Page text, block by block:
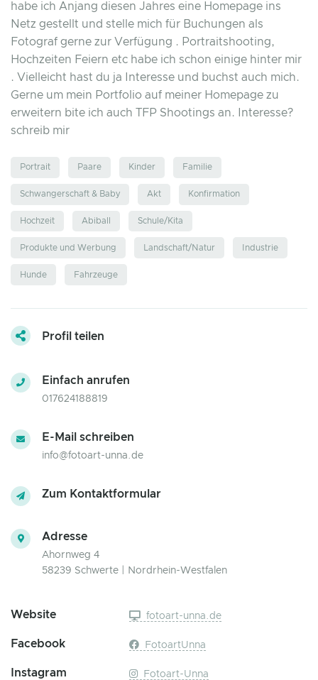
habe ich Anjang diesen Jahres eine Homepage ins
Netz gestellt und stelle mich für Buchungen als
Fotograf gerne zur Verfügung . Portraitshooting,
Hochzeiten Feiern etc habe ich schon einige hinter mir
. Vielleicht hast du ja Interesse und buchst auch mich.
Gerne um mein Portfolio auf meiner Homepage zu
erweitern bite ich auch TFP Shootings an. Interesse?
schreib mir
Portrait Paare Kinder Familie
Schwangerschaft & Baby Akt Konfirmation
Hochzeit Abiball Schule/Kita
Produkte und Werbung Landschaft/Natur Industrie
Hunde Fahrzeuge
Profil teilen
Einfach anrufen
017624188819
E-Mail schreiben
info@fotoart-unna.de
Zum Kontaktformular
Adresse
Ahornweg 4
58239 Schwerte | Nordrhein-Westfalen
Website fotoart-unna.de
Facebook FotoartUnna
Instagram Fotoart-Unna